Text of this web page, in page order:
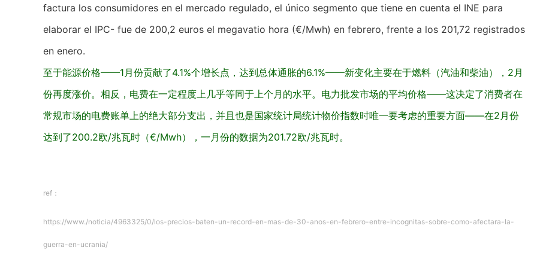
factura los consumidores en el mercado regulado, el único segmento que tiene en cuenta el INE para
elaborar el IPC- fue de 200,2 euros el megavatio hora (€/Mwh) en febrero, frente a los 201,72 registrados
en enero.
至于能源价格——1月份贡献了4.1%个增长点，达到总体通胀的6.1%——新变化主要在于燃料（汽油和柴油），2月
份再度涨价。相反，电费在一定程度上几乎等同于上个月的水平。电力批发市场的平均价格——这决定了消费者在
常规市场的电费账单上的绝大部分支出，并且也是国家统计局统计物价指数时唯一要考虑的重要方面——在2月份
达到了200.2欧/兆瓦时（€/Mwh），一月份的数据为201.72欧/兆瓦时。
ref：
https://www./noticia/4963325/0/los-precios-baten-un-record-en-mas-de-30-anos-en-febrero-entre-incognitas-sobre-como-afectara-la-
guerra-en-ucrania/